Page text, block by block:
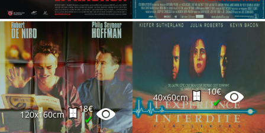
120x160cm
18€
✔
40x60cm
10€
✔